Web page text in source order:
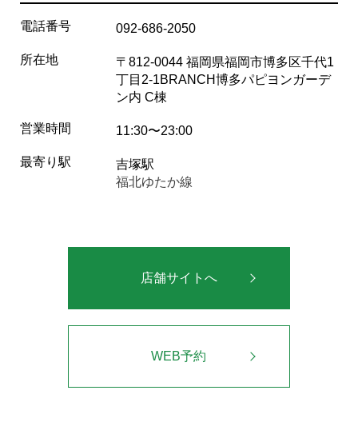
電話番号 092-686-2050
所在地
〒812-0044 福岡県福岡市博多区千代1
丁目2-1BRANCH博多パピヨンガーデ
ン内 C棟
営業時間 11:30〜23:00
最寄り駅
吉塚駅
福北ゆたか線
店舗サイトへ
WEB予約